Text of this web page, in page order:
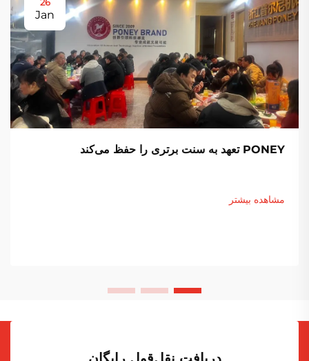
Jan
PONEY تعهد به سنت برتری را حفظ می‌کند
مشاهده بیشتر